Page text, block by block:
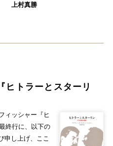
上村真勝
ヒトラーとスターリ
ィッシャー『ヒ
終行に、以下の
申し上げ、ここ